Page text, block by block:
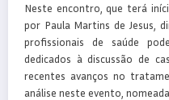
Neste encontro, que terá
por Paula Martins de Jesus,
profissionais de saúde
dedicados à discussão de
recentes avanços no
análise neste evento,